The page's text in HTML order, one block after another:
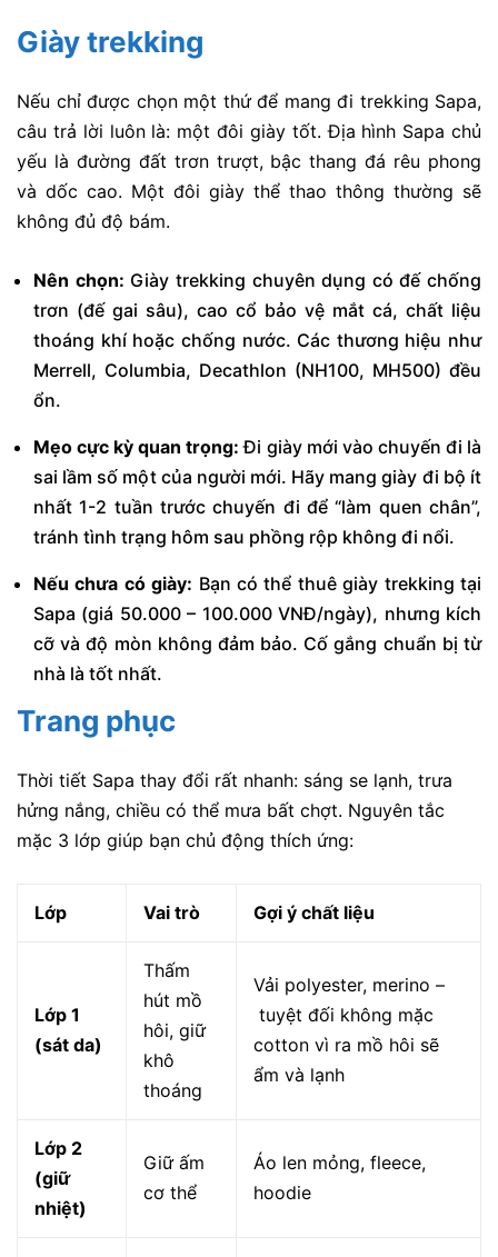
Giày trekking
Nếu chỉ được chọn một thứ để mang đi trekking Sapa,
câu trả lời luôn là: một đôi giày tốt. Địa hình Sapa chủ
yếu là đường đất trơn trượt, bậc thang đá rêu phong
và dốc cao. Một đôi giày thể thao thông thường sẽ
không đủ độ bám.
Nên chọn: Giày trekking chuyên dụng có đế chống
trơn (đế gai sâu), cao cổ bảo vệ mắt cá, chất liệu
thoáng khí hoặc chống nước. Các thương hiệu như
Merrell, Columbia, Decathlon (NH100, MH500) đều
ổn.
Mẹo cực kỳ quan trọng: Đi giày mới vào chuyến đi là
sai lầm số một của người mới. Hãy mang giày đi bộ ít
nhất 1-2 tuần trước chuyến đi để “làm quen chân”,
tránh tình trạng hôm sau phồng rộp không đi nổi.
Nếu chưa có giày: Bạn có thể thuê giày trekking tại
Sapa (giá 50.000 – 100.000 VNĐ/ngày), nhưng kích
cỡ và độ mòn không đảm bảo. Cố gắng chuẩn bị từ
nhà là tốt nhất.
Trang phục
Thời tiết Sapa thay đổi rất nhanh: sáng se lạnh, trưa
hửng nắng, chiều có thể mưa bất chợt. Nguyên tắc
mặc 3 lớp giúp bạn chủ động thích ứng:
Lớp Vai trò Gợi ý chất liệu
Lớp 1
(sát da)
Thấm
hút mồ
hôi, giữ
khô
thoáng
Vải polyester, merino –
tuyệt đối không mặc
cotton vì ra mồ hôi sẽ
ẩm và lạnh
Lớp 2
(giữ
nhiệt)
Giữ ấm
cơ thể
Áo len mỏng, fleece,
hoodie